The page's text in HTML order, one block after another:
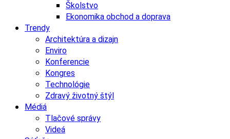
Školstvo
Ekonomika obchod a doprava
Trendy
Architektúra a dizajn
Enviro
Konferencie
Kongres
Technológie
Zdravý životný štýl
Médiá
Tlačové správy
Videá